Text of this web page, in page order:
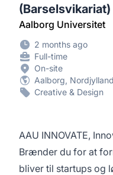
(Barselsvikariat)
Aalborg Universitet
2 months ago
Full-time
On-site
Aalborg,
Creative & Design
AAU INNOVATE,
Brænder du for at
bliver til startups og